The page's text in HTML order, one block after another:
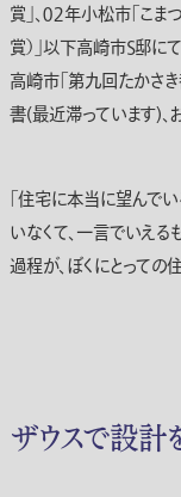
賞」、０２年小松市「こ
賞）」以下高崎市Ｓ邸に
高崎市「第九回たかさ
書(最近滞っています)、
「住宅に本当に望んで
いなくて、一言でいえる
過程が、ぼくにとっての
ザウスで設